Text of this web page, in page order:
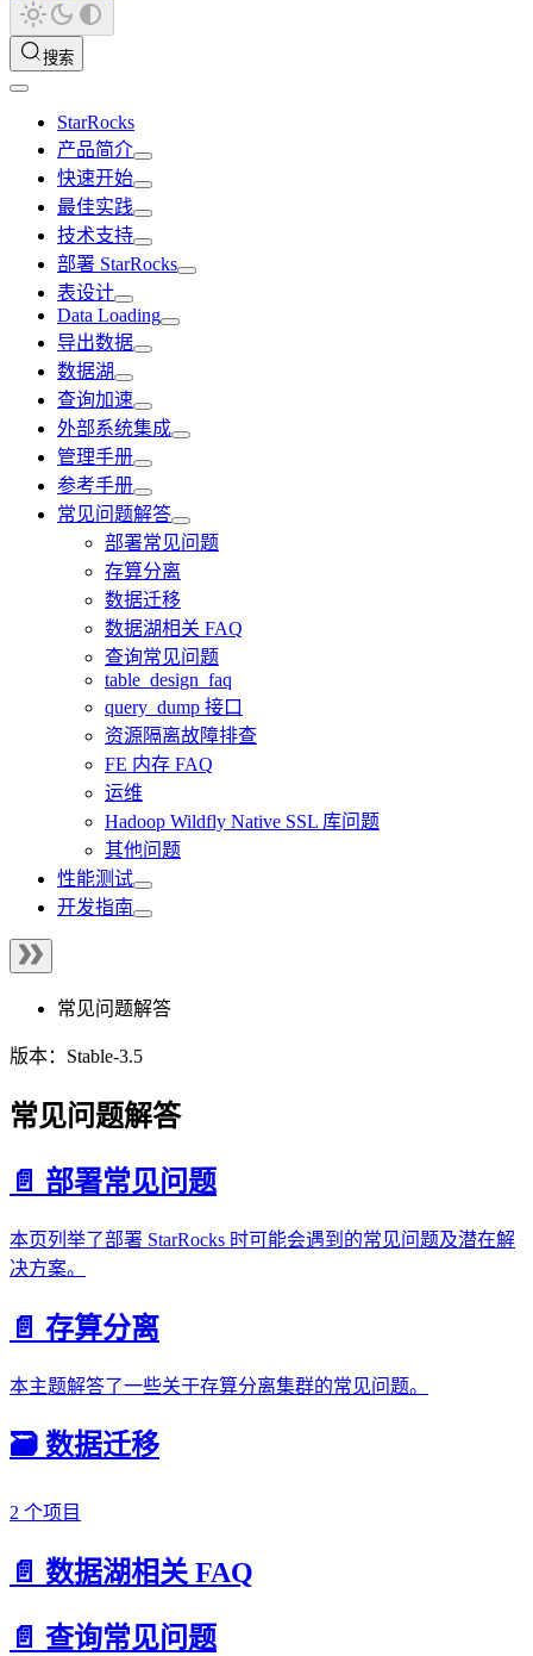
搜索
StarRocks
产品简介
快速开始
最佳实践
技术支持
部署 StarRocks
表设计
Data Loading
导出数据
数据湖
查询加速
外部系统集成
管理手册
参考手册
常见问题解答
部署常见问题
存算分离
数据迁移
数据湖相关 FAQ
查询常见问题
table_design_faq
query_dump 接口
资源隔离故障排查
FE 内存 FAQ
运维
Hadoop Wildfly Native SSL 库问题
其他问题
性能测试
开发指南
常见问题解答
版本：Stable-3.5
常见问题解答
📄️ 部署常见问题
本页列举了部署 StarRocks 时可能会遇到的常见问题及潜在解
决方案。
📄️ 存算分离
本主题解答了一些关于存算分离集群的常见问题。
🗃️ 数据迁移
2 个项目
📄️ 数据湖相关 FAQ
📄️ 查询常见问题